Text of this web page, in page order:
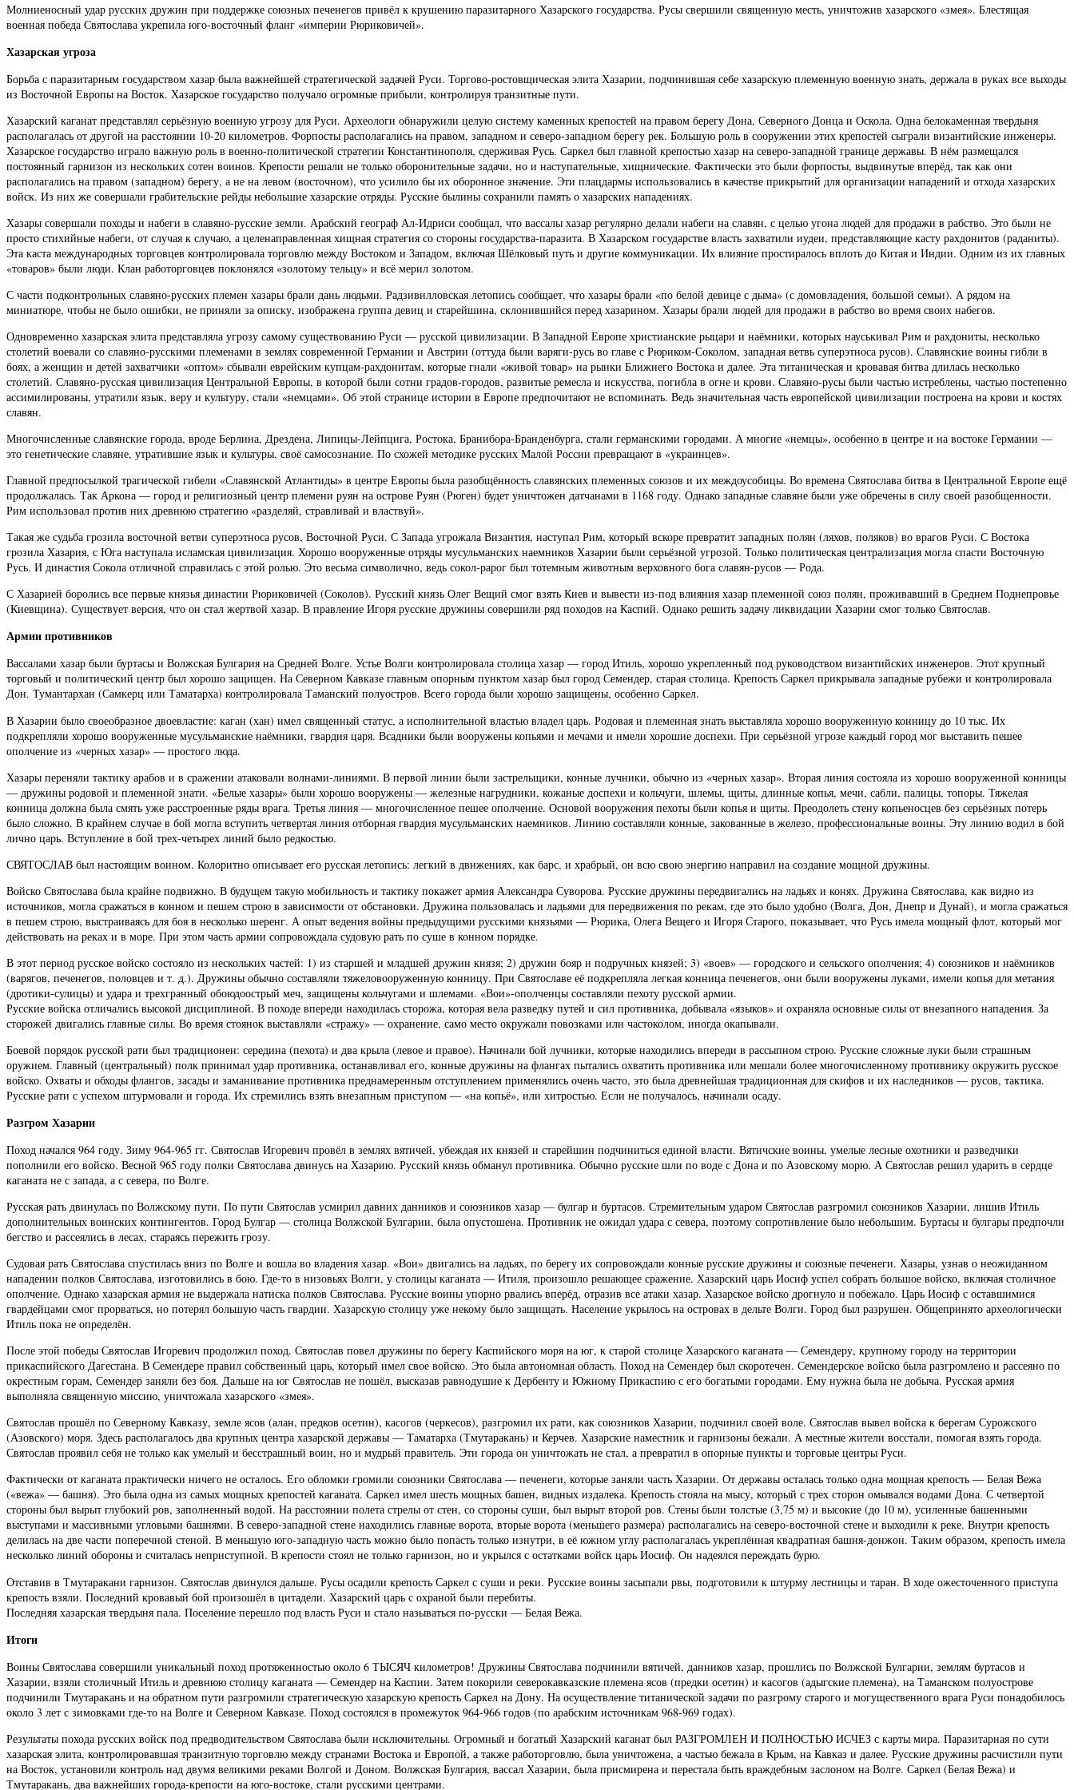
Молниеносный удар русских дружин при поддержке союзных печенегов привёл к крушению паразитарного Хазарского государства. Русы свершили священную месть, уничтожив хазарского «змея». Блестящая
военная победа Святослава укрепила юго-восточный фланг «империи Рюриковичей».
Хазарская угроза
Борьба с паразитарным государством хазар была важнейшей стратегической задачей Руси. Торгово-ростовщическая элита Хазарии, подчинившая себе хазарскую племенную военную знать, держала в руках все выходы
из Восточной Европы на Восток. Хазарское государство получало огромные прибыли, контролируя транзитные пути.
Хазарский каганат представлял серьёзную военную угрозу для Руси. Археологи обнаружили целую систему каменных крепостей на правом берегу Дона, Северного Донца и Оскола. Одна белокаменная твердыня
располагалась от другой на расстоянии 10-20 километров. Форпосты располагались на правом, западном и северо-западном берегу рек. Большую роль в сооружении этих крепостей сыграли византийские инженеры.
Хазарское государство играло важную роль в военно-политической стратегии Константинополя, сдерживая Русь. Саркел был главной крепостью хазар на северо-западной границе державы. В нём размещался
постоянный гарнизон из нескольких сотен воинов. Крепости решали не только оборонительные задачи, но и наступательные, хищнические. Фактически это были форпосты, выдвинутые вперёд, так как они
располагались на правом (западном) берегу, а не на левом (восточном), что усилило бы их оборонное значение. Эти плацдармы использовались в качестве прикрытий для организации нападений и отхода хазарских
войск. Из них же совершали грабительские рейды небольшие хазарские отряды. Русские былины сохранили память о хазарских нападениях.
Хазары совершали походы и набеги в славяно-русские земли. Арабский географ Ал-Идриси сообщал, что вассалы хазар регулярно делали набеги на славян, с целью угона людей для продажи в рабство. Это были не
просто стихийные набеги, от случая к случаю, а целенаправленная хищная стратегия со стороны государства-паразита. В Хазарском государстве власть захватили иудеи, представляющие касту рахдонитов (раданиты).
Эта каста международных торговцев контролировала торговлю между Востоком и Западом, включая Шёлковый путь и другие коммуникации. Их влияние простиралось вплоть до Китая и Индии. Одним из их главных
«товаров» были люди. Клан работорговцев поклонялся «золотому тельцу» и всё мерил золотом.
С части подконтрольных славяно-русских племен хазары брали дань людьми. Радзивилловская летопись сообщает, что хазары брали «по белой девице с дыма» (с домовладения, большой семьи). А рядом на
миниатюре, чтобы не было ошибки, не приняли за описку, изображена группа девиц и старейшина, склонившийся перед хазарином. Хазары брали людей для продажи в рабство во время своих набегов.
Одновременно хазарская элита представляла угрозу самому существованию Руси — русской цивилизации. В Западной Европе христианские рыцари и наёмники, которых науськивал Рим и рахдониты, несколько
столетий воевали со славяно-русскими племенами в землях современной Германии и Австрии (оттуда были варяги-русь во главе с Рюриком-Соколом, западная ветвь суперэтноса русов). Славянские воины гибли в
боях, а женщин и детей захватчики «оптом» сбывали еврейским купцам-рахдонитам, которые гнали «живой товар» на рынки Ближнего Востока и далее. Эта титаническая и кровавая битва длилась несколько
столетий. Славяно-русская цивилизация Центральной Европы, в которой были сотни градов-городов, развитые ремесла и искусства, погибла в огне и крови. Славяно-русы были частью истреблены, частью постепенно
ассимилированы, утратили язык, веру и культуру, стали «немцами». Об этой странице истории в Европе предпочитают не вспоминать. Ведь значительная часть европейской цивилизации построена на крови и костях
славян.
Многочисленные славянские города, вроде Берлина, Дрездена, Липицы-Лейпцига, Ростока, Бранибора-Бранденбурга, стали германскими городами. А многие «немцы», особенно в центре и на востоке Германии —
это генетические славяне, утратившие язык и культуры, своё самосознание. По схожей методике русских Малой России превращают в «украинцев».
Главной предпосылкой трагической гибели «Славянской Атлантиды» в центре Европы была разобщённость славянских племенных союзов и их междоусобицы. Во времена Святослава битва в Центральной Европе ещё
продолжалась. Так Аркона — город и религиозный центр племени руян на острове Руян (Рюген) будет уничтожен датчанами в 1168 году. Однако западные славяне были уже обречены в силу своей разобщенности.
Рим использовал против них древнюю стратегию «разделяй, стравливай и властвуй».
Такая же судьба грозила восточной ветви суперэтноса русов, Восточной Руси. С Запада угрожала Византия, наступал Рим, который вскоре превратит западных полян (ляхов, поляков) во врагов Руси. С Востока
грозила Хазария, с Юга наступала исламская цивилизация. Хорошо вооруженные отряды мусульманских наемников Хазарии были серьёзной угрозой. Только политическая централизация могла спасти Восточную
Русь. И династия Сокола отличной справилась с этой ролью. Это весьма символично, ведь сокол-рарог был тотемным животным верховного бога славян-русов — Рода.
С Хазарией боролись все первые князья династии Рюриковичей (Соколов). Русский князь Олег Вещий смог взять Киев и вывести из-под влияния хазар племенной союз полян, проживавший в Среднем Поднепровье
(Киевщина). Существует версия, что он стал жертвой хазар. В правление Игоря русские дружины совершили ряд походов на Каспий. Однако решить задачу ликвидации Хазарии смог только Святослав.
Армии противников
Вассалами хазар были буртасы и Волжская Булгария на Средней Волге. Устье Волги контролировала столица хазар — город Итиль, хорошо укрепленный под руководством византийских инженеров. Этот крупный
торговый и политический центр был хорошо защищен. На Северном Кавказе главным опорным пунктом хазар был город Семендер, старая столица. Крепость Саркел прикрывала западные рубежи и контролировала
Дон. Тумантархан (Самкерц или Таматарха) контролировала Таманский полуостров. Всего города были хорошо защищены, особенно Саркел.
В Хазарии было своеобразное двоевластие: каган (хан) имел священный статус, а исполнительной властью владел царь. Родовая и племенная знать выставляла хорошо вооруженную конницу до 10 тыс. Их
подкрепляли хорошо вооруженные мусульманские наёмники, гвардия царя. Всадники были вооружены копьями и мечами и имели хорошие доспехи. При серьёзной угрозе каждый город мог выставить пешее
ополчение из «черных хазар» — простого люда.
Хазары переняли тактику арабов и в сражении атаковали волнами-линиями. В первой линии были застрельщики, конные лучники, обычно из «черных хазар». Вторая линия состояла из хорошо вооруженной конницы
— дружины родовой и племенной знати. «Белые хазары» были хорошо вооружены — железные нагрудники, кожаные доспехи и кольчуги, шлемы, щиты, длинные копья, мечи, сабли, палицы, топоры. Тяжелая
конница должна была смять уже расстроенные ряды врага. Третья линия — многочисленное пешее ополчение. Основой вооружения пехоты были копья и щиты. Преодолеть стену копьеносцев без серьёзных потерь
было сложно. В крайнем случае в бой могла вступить четвертая линия отборная гвардия мусульманских наемников. Линию составляли конные, закованные в железо, профессиональные воины. Эту линию водил в бой
лично царь. Вступление в бой трех-четырех линий было редкостью.
СВЯТОСЛАВ был настоящим воином. Колоритно описывает его русская летопись: легкий в движениях, как барс, и храбрый, он всю свою энергию направил на создание мощной дружины.
Войско Святослава была крайне подвижно. В будущем такую мобильность и тактику покажет армия Александра Суворова. Русские дружины передвигались на ладьях и конях. Дружина Святослава, как видно из
источников, могла сражаться в конном и пешем строю в зависимости от обстановки. Дружина пользовалась и ладьями для передвижения по рекам, где это было удобно (Волга, Дон, Днепр и Дунай), и могла сражаться
в пешем строю, выстраиваясь для боя в несколько шеренг. А опыт ведения войны предыдущими русскими князьями — Рюрика, Олега Вещего и Игоря Старого, показывает, что Русь имела мощный флот, который мог
действовать на реках и в море. При этом часть армии сопровождала судовую рать по суше в конном порядке.
В этот период русское войско состояло из нескольких частей: 1) из старшей и младшей дружин князя; 2) дружин бояр и подручных князей; 3) «воев» — городского и сельского ополчения; 4) союзников и наёмников
(варягов, печенегов, половцев и т. д.). Дружины обычно составляли тяжеловооруженную конницу. При Святославе её подкрепляла легкая конница печенегов, они были вооружены луками, имели копья для метания
(дротики-сулицы) и удара и трехгранный обоюдоострый меч, защищены кольчугами и шлемами. «Вои»-ополченцы составляли пехоту русской армии.
Русские войска отличались высокой дисциплиной. В походе впереди находилась сторожа, которая вела разведку путей и сил противника, добывала «языков» и охраняла основные силы от внезапного нападения. За
сторожей двигались главные силы. Во время стоянок выставляли «стражу» — охранение, само место окружали повозками или частоколом, иногда окапывали.
Боевой порядок русской рати был традиционен: середина (пехота) и два крыла (левое и правое). Начинали бой лучники, которые находились впереди в рассыпном строю. Русские сложные луки были страшным
оружием. Главный (центральный) полк принимал удар противника, останавливал его, конные дружины на флангах пытались охватить противника или мешали более многочисленному противнику окружить русское
войско. Охваты и обходы флангов, засады и заманивание противника преднамеренным отступлением применялись очень часто, это была древнейшая традиционная для скифов и их наследников — русов, тактика.
Русские рати с успехом штурмовали и города. Их стремились взять внезапным приступом — «на копьё», или хитростью. Если не получалось, начинали осаду.
Разгром Хазарии
Поход начался 964 году. Зиму 964-965 гг. Святослав Игоревич провёл в землях вятичей, убеждая их князей и старейшин подчиниться единой власти. Вятичские воины, умелые лесные охотники и разведчики
пополнили его войско. Весной 965 году полки Святослава двинусь на Хазарию. Русский князь обманул противника. Обычно русские шли по воде с Дона и по Азовскому морю. А Святослав решил ударить в сердце
каганата не с запада, а с севера, по Волге.
Русская рать двинулась по Волжскому пути. По пути Святослав усмирил давних данников и союзников хазар — булгар и буртасов. Стремительным ударом Святослав разгромил союзников Хазарии, лишив Итиль
дополнительных воинских контингентов. Город Булгар — столица Волжской Булгарии, была опустошена. Противник не ожидал удара с севера, поэтому сопротивление было небольшим. Буртасы и булгары предпочли
бегство и рассеялись в лесах, стараясь пережить грозу.
Судовая рать Святослава спустилась вниз по Волге и вошла во владения хазар. «Вои» двигались на ладьях, по берегу их сопровождали конные русские дружины и союзные печенеги. Хазары, узнав о неожиданном
нападении полков Святослава, изготовились в бою. Где-то в низовьях Волги, у столицы каганата — Итиля, произошло решающее сражение. Хазарский царь Иосиф успел собрать большое войско, включая столичное
ополчение. Однако хазарская армия не выдержала натиска полков Святослава. Русские воины упорно рвались вперёд, отразив все атаки хазар. Хазарское войско дрогнуло и побежало. Царь Иосиф с оставшимися
гвардейцами смог прорваться, но потерял большую часть гвардии. Хазарскую столицу уже некому было защищать. Население укрылось на островах в дельте Волги. Город был разрушен. Общепринято археологически
Итиль пока не определён.
После этой победы Святослав Игоревич продолжил поход. Святослав повел дружины по берегу Каспийского моря на юг, к старой столице Хазарского каганата — Семендеру, крупному городу на территории
прикаспийского Дагестана. В Семендере правил собственный царь, который имел свое войско. Это была автономная область. Поход на Семендер был скоротечен. Семендерское войско была разгромлено и рассеяно по
окрестным горам, Семендер заняли без боя. Дальше на юг Святослав не пошёл, высказав равнодушие к Дербенту и Южному Прикаспию с его богатыми городами. Ему нужна была не добыча. Русская армия
выполняла священную миссию, уничтожала хазарского «змея».
Святослав прошёл по Северному Кавказу, земле ясов (алан, предков осетин), касогов (черкесов), разгромил их рати, как союзников Хазарии, подчинил своей воле. Святослав вывел войска к берегам Сурожского
(Азовского) моря. Здесь располагалось два крупных центра хазарской державы — Таматарха (Тмутаракань) и Керчев. Хазарские наместник и гарнизоны бежали. А местные жители восстали, помогая взять города.
Святослав проявил себя не только как умелый и бесстрашный воин, но и мудрый правитель. Эти города он уничтожать не стал, а превратил в опорные пункты и торговые центры Руси.
Фактически от каганата практически ничего не осталось. Его обломки громили союзники Святослава — печенеги, которые заняли часть Хазарии. От державы осталась только одна мощная крепость — Белая Вежа
(«вежа» — башня). Это была одна из самых мощных крепостей каганата. Саркел имел шесть мощных башен, видных издалека. Крепость стояла на мысу, который с трех сторон омывался водами Дона. С четвертой
стороны был вырыт глубокий ров, заполненный водой. На расстоянии полета стрелы от стен, со стороны суши, был вырыт второй ров. Стены были толстые (3,75 м) и высокие (до 10 м), усиленные башенными
выступами и массивными угловыми башнями. В северо-западной стене находились главные ворота, вторые ворота (меньшего размера) располагались на северо-восточной стене и выходили к реке. Внутри крепость
делилась на две части поперечной стеной. В меньшую юго-западную часть можно было попасть только изнутри, в её южном углу располагалась укреплённая квадратная башня-донжон. Таким образом, крепость имела
несколько линий обороны и считалась неприступной. В крепости стоял не только гарнизон, но и укрылся с остатками войск царь Иосиф. Он надеялся переждать бурю.
Отставив в Тмутаракани гарнизон. Святослав двинулся дальше. Русы осадили крепость Саркел с суши и реки. Русские воины засыпали рвы, подготовили к штурму лестницы и таран. В ходе ожесточенного приступа
крепость взяли. Последний кровавый бой произошёл в цитадели. Хазарский царь с охраной были перебиты.
Последняя хазарская твердыня пала. Поселение перешло под власть Руси и стало называться по-русски — Белая Вежа.
Итоги
Воины Святослава совершили уникальный поход протяженностью около 6 ТЫСЯЧ километров! Дружины Святослава подчинили вятичей, данников хазар, прошлись по Волжской Булгарии, землям буртасов и
Хазарии, взяли столичный Итиль и древнюю столицу каганата — Семендер на Каспии. Затем покорили северокавказские племена ясов (предки осетин) и касогов (адыгские племена), на Таманском полуострове
подчинили Тмутаракань и на обратном пути разгромили стратегическую хазарскую крепость Саркел на Дону. На осуществление титанической задачи по разгрому старого и могущественного врага Руси понадобилось
около 3 лет с зимовками где-то на Волге и Северном Кавказе. Поход состоялся в промежуток 964-966 годов (по арабским источникам 968-969 годах).
Результаты похода русских войск под предводительством Святослава были исключительны. Огромный и богатый Хазарский каганат был РАЗГРОМЛЕН И ПОЛНОСТЬЮ ИСЧЕЗ с карты мира. Паразитарная по сути
хазарская элита, контролировавшая транзитную торговлю между странами Востока и Европой, а также работорговлю, была уничтожена, а частью бежала в Крым, на Кавказ и далее. Русские дружины расчистили пути
на Восток, установили контроль над двумя великими реками Волгой и Доном. Волжская Булгария, вассал Хазарии, была присмирена и перестала быть враждебным заслоном на Волге. Саркел (Белая Вежа) и
Тмутаракань, два важнейших города-крепости на юго-востоке, стали русскими центрами.